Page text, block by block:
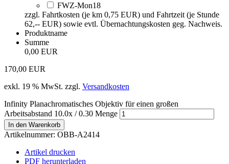
FWZ-Mon18
zzgl. Fahrtkosten (je km 0,75 EUR) und Fahrtzeit (je Stunde
62,-- EUR) sowie evtl. Übernachtungskosten geg. Nachweis.
Produktname
Summe
0,00 EUR
170,00 EUR
exkl. 19 % MwSt. zzgl. Versandkosten
Infinity Planachromatisches Objektiv für einen großen
Arbeitsabstand 10.0x / 0.30 Menge
In den Warenkorb
Artikelnummer: OBB-A2414
Artikel drucken
PDF herunterladen